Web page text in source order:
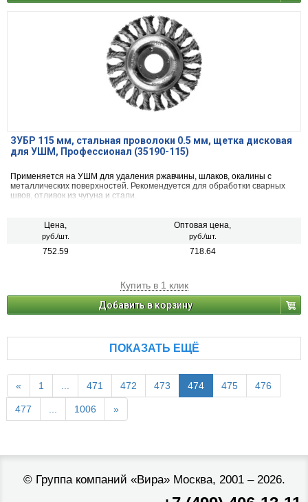
ЗУБР 115 мм, стальная проволоки 0.5 мм, щетка дисковая
для УШМ, Профессионал (35190-115)
Применяется на УШМ для удаления ржавчины, шлаков, окалины с
металлических поверхностей. Рекомендуется для обработки сварных
швов, отливок из чугуна и стали.
Цена,
руб./шт.
Оптовая цена,
руб./шт.
752.59 718.64
Купить в 1 клик
Добавить в корзину
ПОКАЗАТЬ ЕЩЁ
« 1 ... 471 472 473 474 475 476
477 ... 1006 »
© Группа компаний «Вира»Москва, 2001 – 2026.